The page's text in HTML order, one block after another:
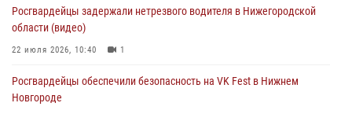
16 июля 2026, 05:00
Росгвардейцы обеспечили безопасность на VK Fest в Нижнем
13 июля 2026, 17:13
Росгвардейцы задержали нетрезвого водителя в Нижегородской
области (видео)
22 июля 2026, 10:40 1
Росгвардейцы обеспечили безопасность на VK Fest в Нижнем
Новгороде